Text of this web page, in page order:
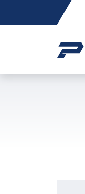
Friss
hírek